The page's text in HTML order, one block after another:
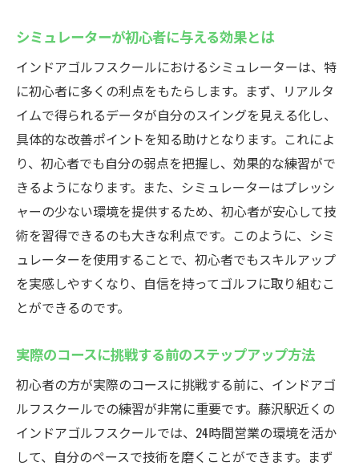
シミュレーターが初心者に与える効果とは
インドアゴルフスクールにおけるシミュレーターは、特
に初心者に多くの利点をもたらします。まず、リアルタ
イムで得られるデータが自分のスイングを見える化し、
具体的な改善ポイントを知る助けとなります。これによ
り、初心者でも自分の弱点を把握し、効果的な練習がで
きるようになります。また、シミュレーターはプレッシ
ャーの少ない環境を提供するため、初心者が安心して技
術を習得できるのも大きな利点です。このように、シミ
ュレーターを使用することで、初心者でもスキルアップ
を実感しやすくなり、自信を持ってゴルフに取り組むこ
とができるのです。
実際のコースに挑戦する前のステップアップ方法
初心者の方が実際のコースに挑戦する前に、インドアゴ
ルフスクールでの練習が非常に重要です。藤沢駅近くの
インドアゴルフスクールでは、24時間営業の環境を活か
して、自分のペースで技術を磨くことができます。まず